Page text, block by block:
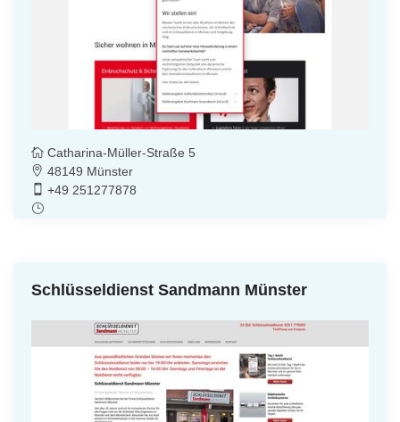
Catharina-Müller-Straße 5
48149 Münster
+49 251277878
Schlüsseldienst Sandmann Münster